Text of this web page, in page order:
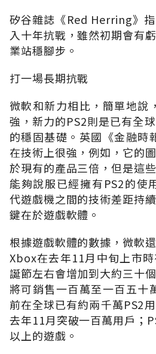
矽谷雜誌《Red Herring》
入十年抗戰，雖然初期會有
業站穩腳步。
打一場長期抗戰
微軟和新力相比，簡單地說
強，新力的PS2則是已有全
的穩固基礎。英國《金融時
在技術上很強，例如，它的
於現有的產品三倍，但是這
能夠說服已經擁有PS2的使
代遊戲機之間的技術差距持
鍵在於遊戲軟體。
根據遊戲軟體的數據，微軟
Xbox在去年11月中旬上市
誕節左右會增加到大約三十
將可銷售一百萬至一百五十
前在全球已有約兩千萬PS2
去年11月突破一百萬用戶；
以上的遊戲。